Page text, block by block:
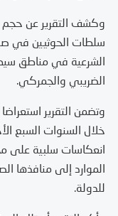
وكشف التقرير عن حجم
سلطات الحوثيين في
الشرعية في مناطق
الضريبي والجمركي.
وتضمن التقرير
خلال السنوات السبع
انعكاسات سلبية على
الموارد إلى منافذها
للدولة.